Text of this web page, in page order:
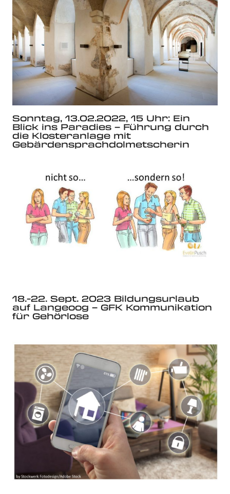
Sonntag, 13.02.2022, 15 Uhr: Ein
Blick ins Paradies – Führung durch
die Klosteranlage mit
Gebärdensprachdolmetscherin
18.-22. Sept. 2023 Bildungsurlaub
auf Langeoog – GFK Kommunikation
für Gehörlose